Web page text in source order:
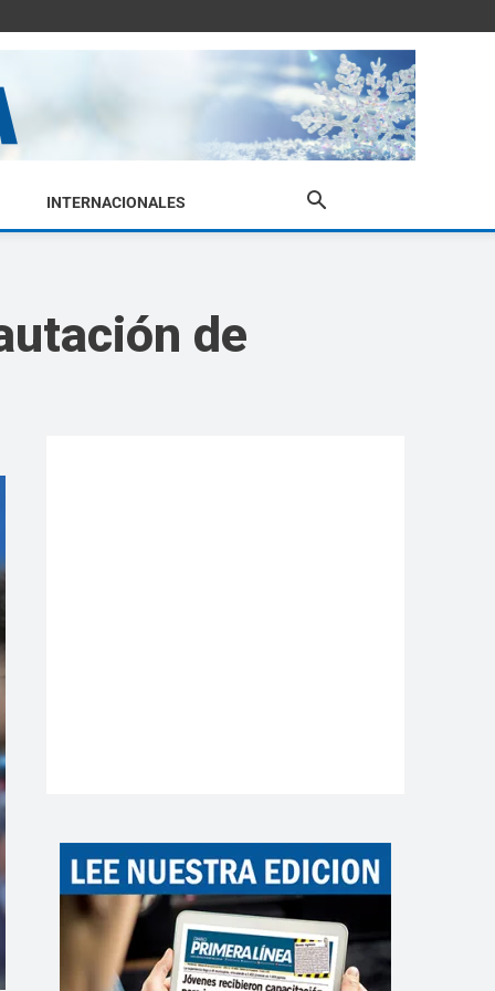
INTERNACIONALES
de